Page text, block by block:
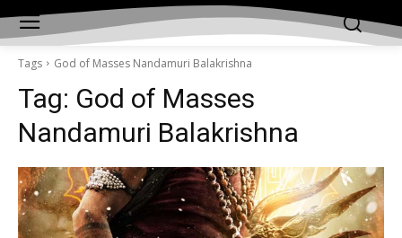
Tags God of Masses Nandamuri Balakrishna
Tag: God of Masses
Nandamuri Balakrishna